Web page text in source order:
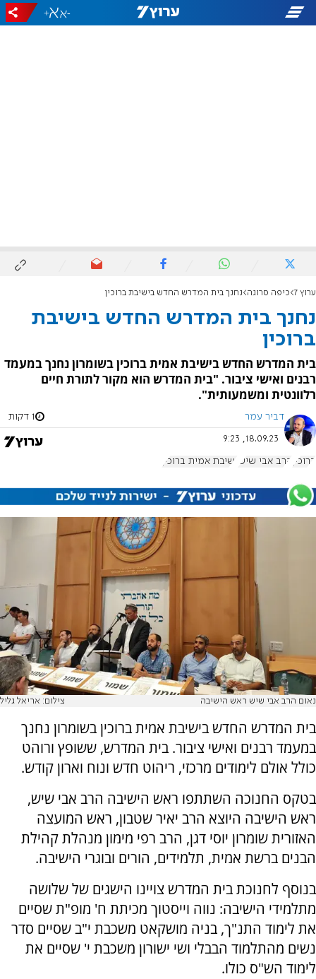
-
+
ערוץ 7 כיפה סרוגה נחנך בית המדרש החדש בישיבת ברוכין
נחנך בית המדרש החדש בישיבת
ברוכין
בית המדרש החדש בישיבת אמית ברוכין בשומרון נחנך במעמד
רבנים ואישי ציבור. "בית המדרש הוא מקור לתורת חיים
רלוונטית ומשמעותית".
דביר עמר 1 דקות
18.09.23, 9:23
ברוכין הרב אבי שיש ישיבת אמית ברוכין
נאום הרב אבי שיש ראש הישיבה צילום: אריאל גליל
בית המדרש החדש בישיבת אמית ברוכין בשומרון נחנך
במעמד רבנים ואישי ציבור. בית המדרש, ששופץ ורוהט
כולל אולם לימודים מרכזי, ריהוט חדש ונוח וארון קודש.
בטקס החנוכה השתתפו ראש הישיבה הרב אבי שיש,
ראש הישיבה היוצא הרב יאיר שטבון, ראש המועצה
האזורית שומרון יוסי דגן, הרב רפי מימון מנהלת קהילת
הבנים ברשת אמית, תלמידים, הורים ובוגרי הישיבה.
בנוסף לחנוכת בית המדרש צויינו הישגים של שלושה
מתלמידי הישיבה: נווה וייסטוך מכיתת ח' מופ"ת שסיים
את לימוד התנ"ך, בניה מושקאט משכבת י"ב שסיים סדר
נשים מהתלמוד הבבלי ושי ישורון משכבת י' שסיים את
לימוד הש"ס כולו.